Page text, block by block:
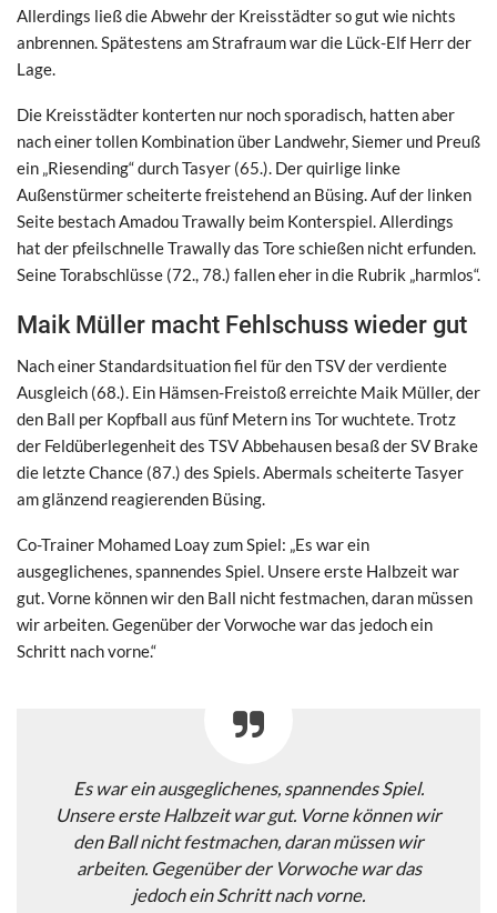
Allerdings ließ die Abwehr der Kreisstädter so gut wie nichts
anbrennen. Spätestens am Strafraum war die Lück-Elf Herr der
Lage.
Die Kreisstädter konterten nur noch sporadisch, hatten aber
nach einer tollen Kombination über Landwehr, Siemer und Preuß
ein „Riesending“ durch Tasyer (65.). Der quirlige linke
Außenstürmer scheiterte freistehend an Büsing. Auf der linken
Seite bestach Amadou Trawally beim Konterspiel. Allerdings
hat der pfeilschnelle Trawally das Tore schießen nicht erfunden.
Seine Torabschlüsse (72., 78.) fallen eher in die Rubrik „harmlos“.
Maik Müller macht Fehlschuss wieder gut
Nach einer Standardsituation fiel für den TSV der verdiente
Ausgleich (68.). Ein Hämsen-Freistoß erreichte Maik Müller, der
den Ball per Kopfball aus fünf Metern ins Tor wuchtete. Trotz
der Feldüberlegenheit des TSV Abbehausen besaß der SV Brake
die letzte Chance (87.) des Spiels. Abermals scheiterte Tasyer
am glänzend reagierenden Büsing.
Co-Trainer Mohamed Loay zum Spiel: „Es war ein
ausgeglichenes, spannendes Spiel. Unsere erste Halbzeit war
gut. Vorne können wir den Ball nicht festmachen, daran müssen
wir arbeiten. Gegenüber der Vorwoche war das jedoch ein
Schritt nach vorne.“
Es war ein ausgeglichenes, spannendes Spiel.
Unsere erste Halbzeit war gut. Vorne können wir
den Ball nicht festmachen, daran müssen wir
arbeiten. Gegenüber der Vorwoche war das
jedoch ein Schritt nach vorne.